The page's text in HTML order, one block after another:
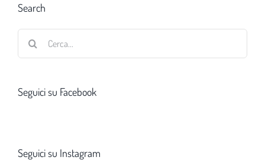
Search
Seguici su Facebook
Seguici su Instagram